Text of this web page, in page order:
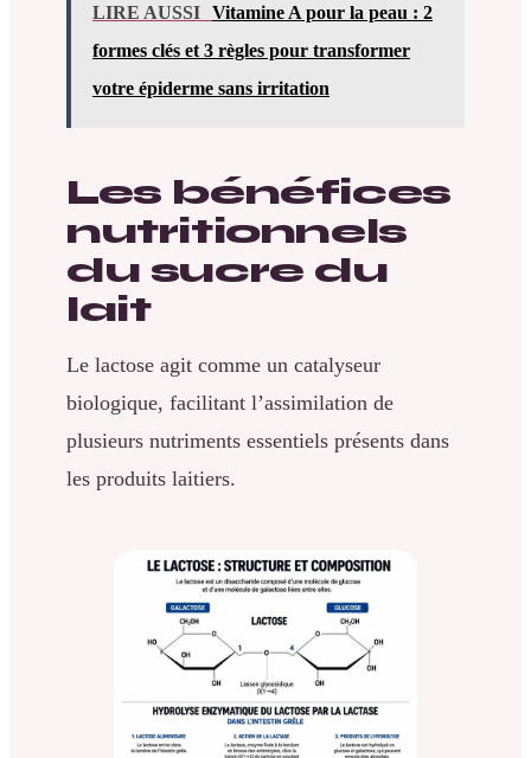
LIRE AUSSI Vitamine A pour la peau : 2
formes clés et 3 règles pour transformer
votre épiderme sans irritation
Les bénéfices
nutritionnels
du sucre du
lait
Le lactose agit comme un catalyseur
biologique, facilitant l’assimilation de
plusieurs nutriments essentiels présents dans
les produits laitiers.